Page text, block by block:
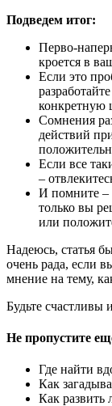
Подведем итог:
Перво-
кроется в
Если это
конкретную
Сомнения
действий
Если все
–
И помните –
только вы
или
Надеюсь, статья
очень рада, если
мнение на тему,
Будьте
Не пропустите
Где найти
Как
Как развить